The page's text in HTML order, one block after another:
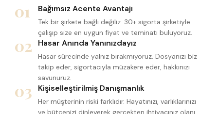
01 Bağımsız Acente Avantajı
Tek bir şirkete bağlı değiliz. 30+ sigorta şirketiyle
çalışıp size en uygun fiyat ve teminatı buluyoruz.
02 Hasar Anında Yanınızdayız
Hasar sürecinde yalnız bırakmıyoruz. Dosyanızı biz
takip eder, sigortacıyla müzakere eder, hakkınızı
savunuruz.
03 Kişiselleştirilmiş Danışmanlık
Her müşterinin riski farklıdır. Hayatınızı, varlıklarınızı
ve bütçenizi dinleyerek gerçekten ihtiyacınız olanı